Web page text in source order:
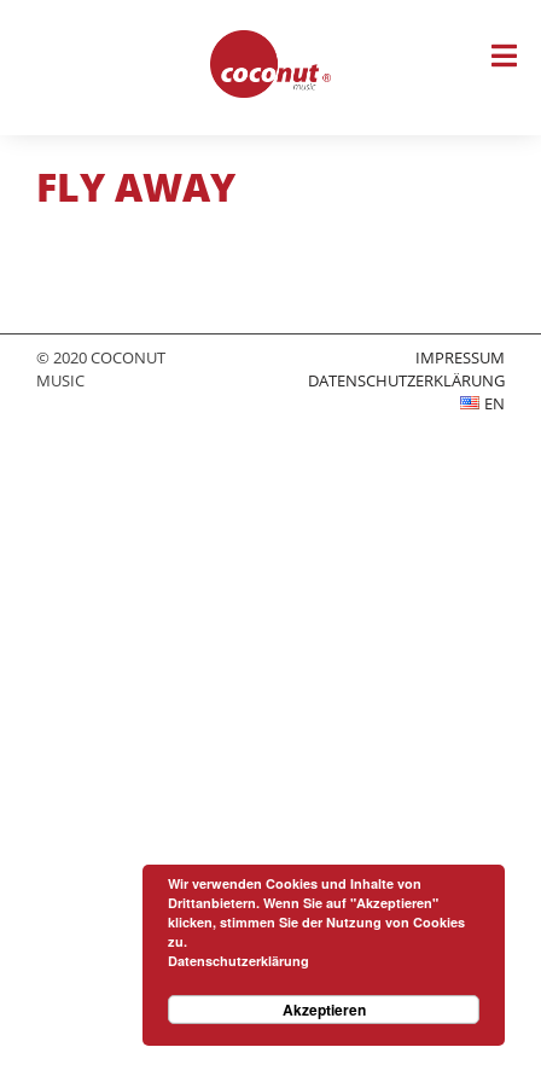
FLY AWAY
© 2020 COCONUT
MUSIC
IMPRESSUM
DATENSCHUTZERKLÄRUNG
EN
Wir verwenden Cookies und Inhalte von
Drittanbietern. Wenn Sie auf "Akzeptieren"
klicken, stimmen Sie der Nutzung von Cookies
zu.
Datenschutzerklärung
Akzeptieren